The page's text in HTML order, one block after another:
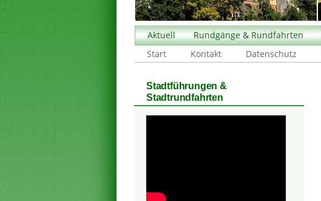
Aktuell Rundgänge & Rundfahrten
Start
Kontakt Datenschutz
Stadtführungen &
Stadtrundfahrten